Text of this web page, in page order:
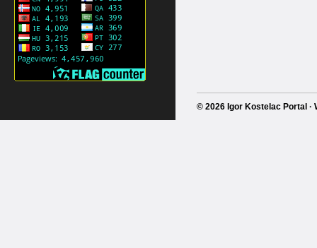
© 2026 Igor Kostelac Portal